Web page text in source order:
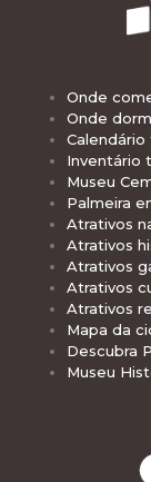
Onde
Onde
Inventário
Museu
Palmeira
Atrativos
Atrativos
Atrativos
Atrativos
Atrativos
Mapa da
Descubra
Museu